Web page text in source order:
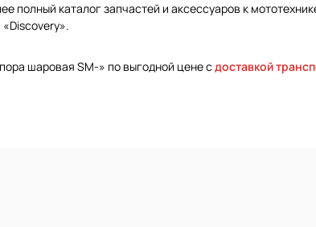
полный каталог запчастей и аксессуаров к
шаровая SM-» по выгодной цене с доставкой